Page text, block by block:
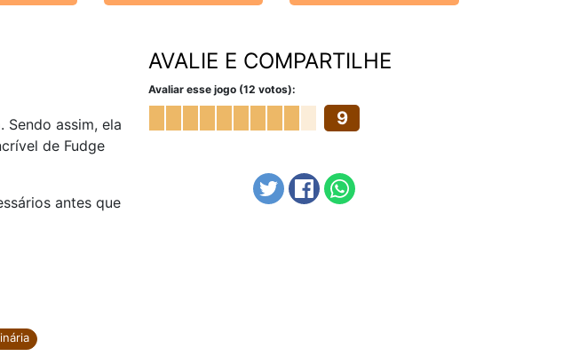
Sendo assim, ela
de Fudge
antes que
AVALIE E COMPARTILHE
Avaliar esse jogo (12 votos):
9